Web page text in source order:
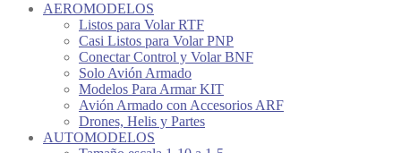
AEROMODELOS
Listos para Volar RTF
Casi Listos para Volar PNP
Conectar Control y Volar BNF
Solo Avión Armado
Modelos Para Armar KIT
Avión Armado con Accesorios ARF
Drones, Helis y Partes
AUTOMODELOS